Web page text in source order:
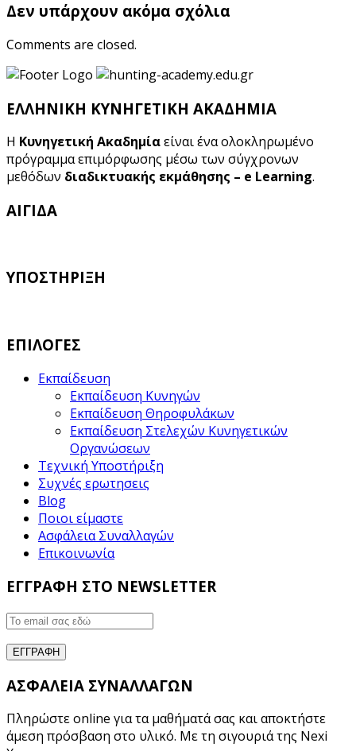
Δεν υπάρχουν ακόμα σχόλια
Comments are closed.
ΕΛΛΗΝΙΚΗ ΚΥΝΗΓΕΤΙΚΗ ΑΚΑΔΗΜΙΑ
Η Κυνηγετική Ακαδημίαείναι ένα ολοκληρωμένο
πρόγραμμα επιμόρφωσης μέσω των σύγχρονων
μεθόδων διαδικτυακής εκμάθησης – e Learning.
ΑΙΓΙΔΑ
ΥΠΟΣΤΗΡΙΞΗ
ΕΠΙΛΟΓΕΣ
Εκπαίδευση
Εκπαίδευση Κυνηγών
Εκπαίδευση Θηροφυλάκων
Εκπαίδευση Στελεχών Κυνηγετικών
Οργανώσεων
Τεχνική Υποστήριξη
Συχνές ερωτησεις
Blog
Ποιοι είμαστε
Ασφάλεια Συναλλαγών
Επικοινωνία
ΕΓΓΡΑΦΗ ΣΤΟ NEWSLETTER
ΑΣΦΑΛΕΙΑ ΣΥΝΑΛΛΑΓΩΝ
Πληρώστε online για τα μαθήματά σας και αποκτήστε
άμεση πρόσβαση στο υλικό. Με τη σιγουριά της Nexi